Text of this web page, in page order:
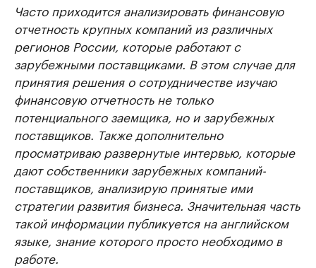
Часто приходится анализировать финансовую
отчетность крупных компаний из различных
регионов России, которые работают с
зарубежными поставщиками. В этом случае для
принятия решения о сотрудничестве изучаю
финансовую отчетность не только
потенциального заемщика, но и зарубежных
поставщиков. Также дополнительно
просматриваю развернутые интервью, которые
дают собственники зарубежных компаний-
поставщиков, анализирую принятые ими
стратегии развития бизнеса. Значительная часть
такой информации публикуется на английском
языке, знание которого просто необходимо в
работе.